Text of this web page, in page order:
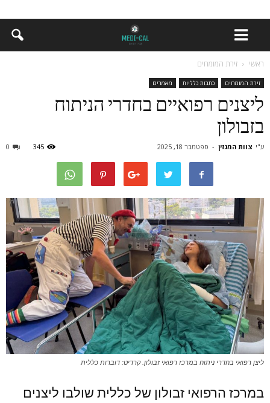
ראשי זירת המומחים
זירת המומחים כתבות כלליות מאמרים
ליצנים רפואיים בחדרי הניתוח
בזבולון
ע"י צוות המגזין - ספטמבר 18, 2025 0 345
ליצן רפואי בחדרי ניתוח במרכז רפואי זבולון. קרדיט: דוברות כללית
במרכז הרפואי זבולון של כללית שולבו ליצנים